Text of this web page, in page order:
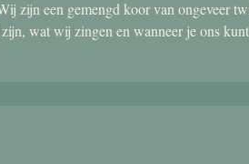
zijn een gemengd koor van ongeveer
wat wij zingen en wanneer je ons